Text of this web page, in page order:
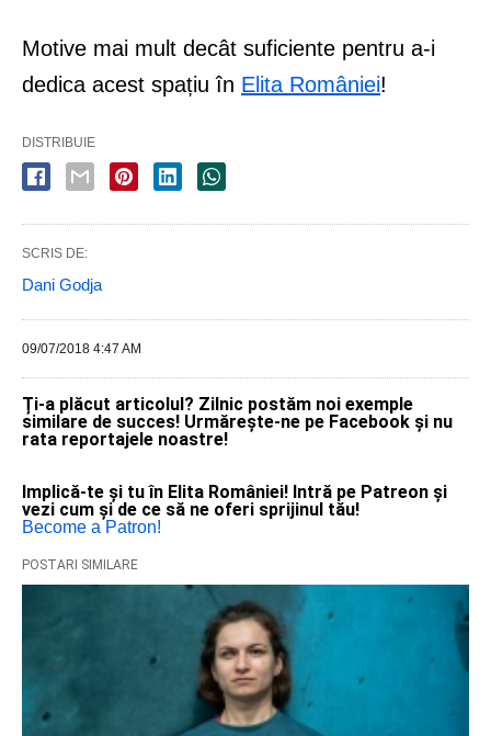
Motive mai mult decât suficiente pentru a-i
dedica acest spațiu în Elita României!
DISTRIBUIE
SCRIS DE:
Dani Godja
09/07/2018 4:47 AM
Ți-a plăcut articolul? Zilnic postăm noi exemple
similare de succes! Urmărește-ne pe Facebook și nu
rata reportajele noastre!
Implică-te și tu în Elita României! Intră pe Patreon și
vezi cum și de ce să ne oferi sprijinul tău!
Become a Patron!
POSTARI SIMILARE